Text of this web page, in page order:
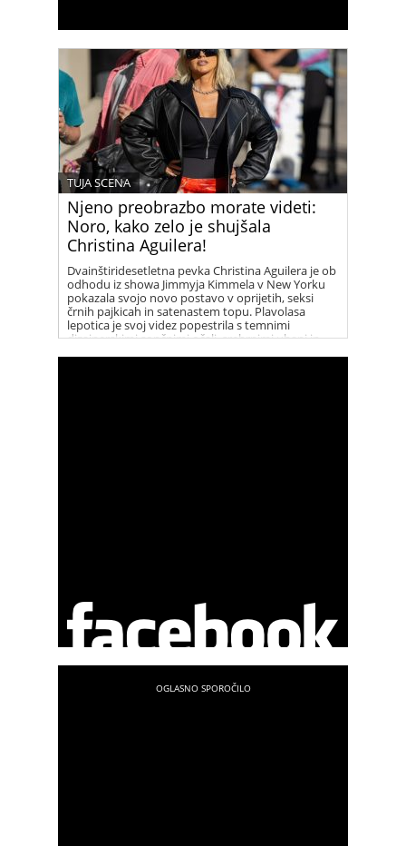
Njeno preobrazbo morate videti:
Noro, kako zelo je shujšala
Christina Aguilera!
TUJA SCENA
Dvainštiridesetletna pevka Christina Aguilera je ob
odhodu iz showa Jimmyja Kimmela v New Yorku
pokazala svojo novo postavo v oprijetih, seksi
črnih pajkicah in satenastem topu. Plavolasa
lepotica je svoj videz popestrila s temnimi
dizajnerskimi sončnimi očali, srebrnimi uhani in